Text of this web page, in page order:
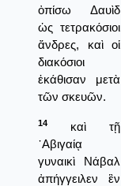
ὀπίσω Δαυὶδ
ὡς τετρακόσιοι
ἄνδρες, καὶ οἱ
διακόσιοι
ἐκάθισαν μετὰ
τῶν σκευῶν.
14
καὶ τῇ
᾿Αβιγαίᾳ
γυναικὶ Νάβαλ
ἀπήγγειλεν ἓν